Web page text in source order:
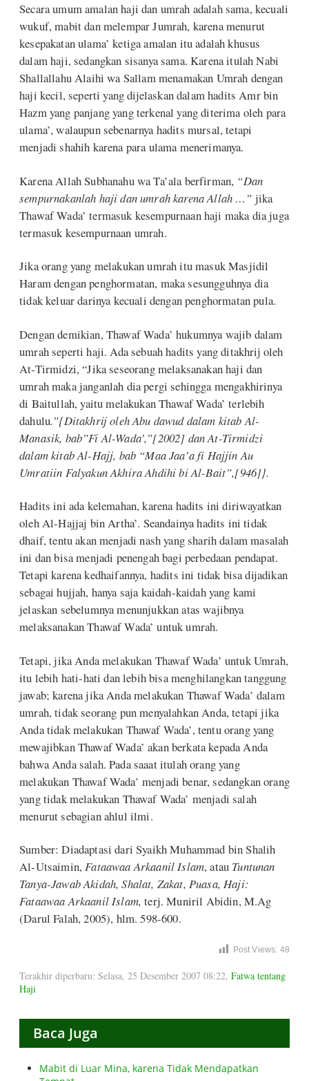
Secara umum amalan haji dan umrah adalah sama, kecuali
wukuf, mabit dan melempar Jumrah, karena menurut
kesepakatan ulama’ ketiga amalan itu adalah khusus
dalam haji, sedangkan sisanya sama. Karena itulah Nabi
Shallallahu Alaihi wa Sallam menamakan Umrah dengan
haji kecil, seperti yang dijelaskan dalam hadits Amr bin
Hazm yang panjang yang terkenal yang diterima oleh para
ulama’, walaupun sebenarnya hadits mursal, tetapi
menjadi shahih karena para ulama menerimanya.
Karena Allah Subhanahu wa Ta’ala berfirman, “Dan
sempurnakanlah haji dan umrah karena Allah …” jika
Thawaf Wada’ termasuk kesempurnaan haji maka dia juga
termasuk kesempurnaan umrah.
Jika orang yang melakukan umrah itu masuk Masjidil
Haram dengan penghormatan, maka sesungguhnya dia
tidak keluar darinya kecuali dengan penghormatan pula.
Dengan demikian, Thawaf Wada’ hukumnya wajib dalam
umrah seperti haji. Ada sebuah hadits yang ditakhrij oleh
At-Tirmidzi, “Jika seseorang melaksanakan haji dan
umrah maka janganlah dia pergi sehingga mengakhirinya
di Baitullah, yaitu melakukan Thawaf Wada’ terlebih
dahulu.”{Ditakhrij oleh Abu dawud dalam kitab Al-
Manasik, bab”Fi Al-Wada’,”[2002] dan At-Tirmidzi
dalam kitab Al-Hajj, bab “Maa Jaa’a fi Hajjin Au
Umratiin Falyakun Akhira Ahdihi bi Al-Bait”,[946]}.
Hadits ini ada kelemahan, karena hadits ini diriwayatkan
oleh Al-Hajjaj bin Artha’. Seandainya hadits ini tidak
dhaif, tentu akan menjadi nash yang sharih dalam masalah
ini dan bisa menjadi penengah bagi perbedaan pendapat.
Tetapi karena kedhaifannya, hadits ini tidak bisa dijadikan
sebagai hujjah, hanya saja kaidah-kaidah yang kami
jelaskan sebelumnya menunjukkan atas wajibnya
melaksanakan Thawaf Wada’ untuk umrah.
Tetapi, jika Anda melakukan Thawaf Wada’ untuk Umrah,
itu lebih hati-hati dan lebih bisa menghilangkan tanggung
jawab; karena jika Anda melakukan Thawaf Wada’ dalam
umrah, tidak seorang pun menyalahkan Anda, tetapi jika
Anda tidak melakukan Thawaf Wada’, tentu orang yang
mewajibkan Thawaf Wada’ akan berkata kepada Anda
bahwa Anda salah. Pada saaat itulah orang yang
melakukan Thawaf Wada’ menjadi benar, sedangkan orang
yang tidak melakukan Thawaf Wada’ menjadi salah
menurut sebagian ahlul ilmi.
Sumber: Diadaptasi dari Syaikh Muhammad bin Shalih
Al-Utsaimin,Fataawaa Arkaanil Islam, atau Tuntunan
Tanya-Jawab Akidah, Shalat, Zakat, Puasa, Haji:
Fataawaa Arkaanil Islam,terj. Muniril Abidin, M.Ag
(Darul Falah, 2005), hlm. 598-600.
Post Views: 48
Terakhir diperbaru: Selasa, 25 Desember 2007 08:22, Fatwa tentang
Haji
Baca Juga
Mabit di Luar Mina, karena Tidak Mendapatkan